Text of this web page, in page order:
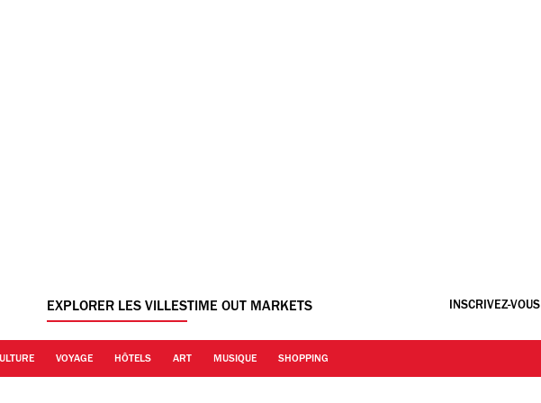
EXPLORER LES VILLESTIME OUT MARKETS INSCRIVEZ-VOUS
VOYAGE HÔTELS ART MUSIQUE SHOPPING